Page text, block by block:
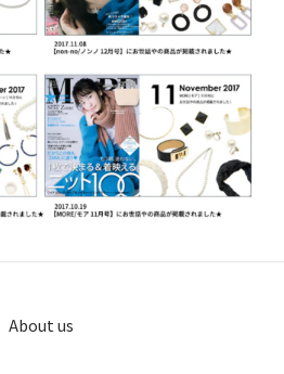
About us